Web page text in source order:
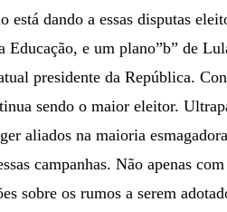
dando a essas disputas
e um plano”b” de
presidente da República.
sendo o maior eleitor.
aliados na maioria
campanhas. Não apenas com
sobre os rumos a serem